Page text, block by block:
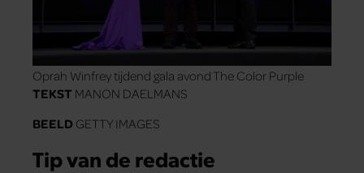
Oprah Winfrey tijdend gala avond The Color Purple
TEKST MANON DAELMANS
BEELD GETTY IMAGES
Tip van de redactie